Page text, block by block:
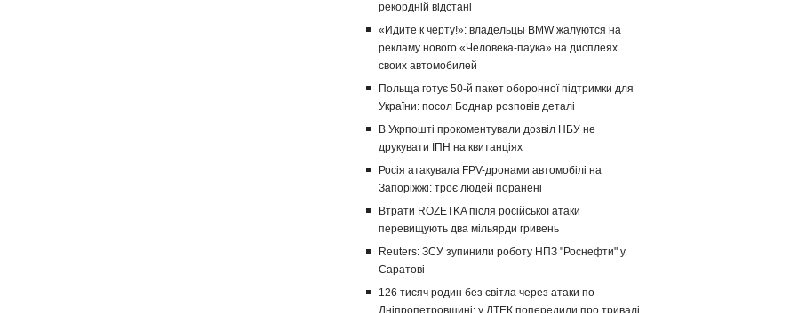
рекордній відстані
«Идите к черту!»: владельцы BMW жалуются на
рекламу нового «Человека-паука» на дисплеях
своих автомобилей
Польща готує 50-й пакет оборонної підтримки для
України: посол Боднар розповів деталі
В Укрпошті прокоментували дозвіл НБУ не
друкувати ІПН на квитанціях
Росія атакувала FPV-дронами автомобілі на
Запоріжжі: троє людей поранені
Втрати ROZETKA після російської атаки
перевищують два мільярди гривень
Reuters: ЗСУ зупинили роботу НПЗ "Роснефти" у
Саратові
126 тисяч родин без світла через атаки по